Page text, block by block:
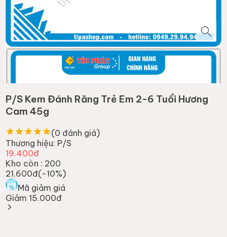
P/S Kem Đánh Răng Trẻ Em 2-6 Tuổi Hương
Cam 45g
(0 đánh giá)
Thương hiệu: P/S
19.400đ
Kho còn : 200
21.600đ(-10%)
Mã giảm giá
Giảm 15.000đ